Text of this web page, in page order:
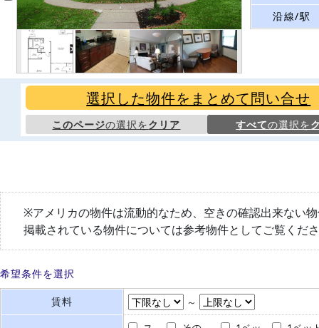
沿線/駅
選択した物件をまとめて問い合せ
このページの選択をクリア すべての選択を
※アメリカの物件は流動的なため、空きの確認出来ない
掲載されている物件については参考物件としてご覧くだ
希望条件を選択
賃料
～